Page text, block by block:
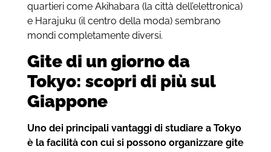
quartieri come Akihabara (la città dell’elettronica)
e Harajuku (il centro della moda) sembrano
mondi completamente diversi.
Gite di un giorno da
Tokyo: scopri di più sul
Giappone
Uno dei principali vantaggi di studiare a Tokyo
è la facilità con cui si possono organizzare gite